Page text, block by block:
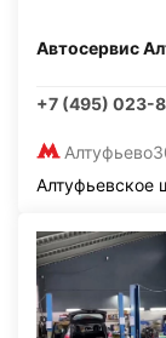
Автосервис
+7 (495) 023-
Алтуфьево
Алтуфьевское